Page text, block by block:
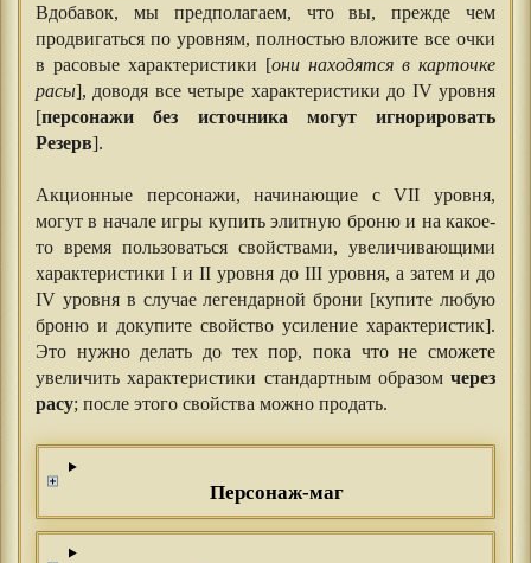
Вдобавок, мы предполагаем, что вы, прежде чем
продвигаться по уровням, полностью вложите все очки
в расовые характеристики [они находятся в карточке
расы], доводя все четыре характеристики до IV уровня
[персонажи без источника могут игнорировать
Резерв].
Акционные персонажи, начинающие с VII уровня,
могут в начале игры купить элитную броню и на какое-
то время пользоваться свойствами, увеличивающими
характеристики I и II уровня до III уровня, а затем и до
IV уровня в случае легендарной брони [купите любую
броню и докупите свойство усиление характеристик].
Это нужно делать до тех пор, пока что не сможете
увеличить характеристики стандартным образомчерез
расу; после этого свойства можно продать.
Персонаж-маг